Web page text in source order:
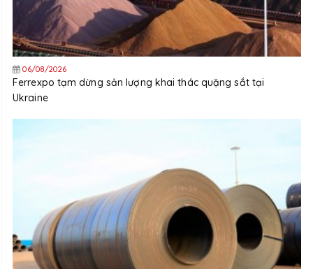
06/08/2026
Ferrexpo tạm dừng sản lượng khai thác quặng sắt tại
Ukraine